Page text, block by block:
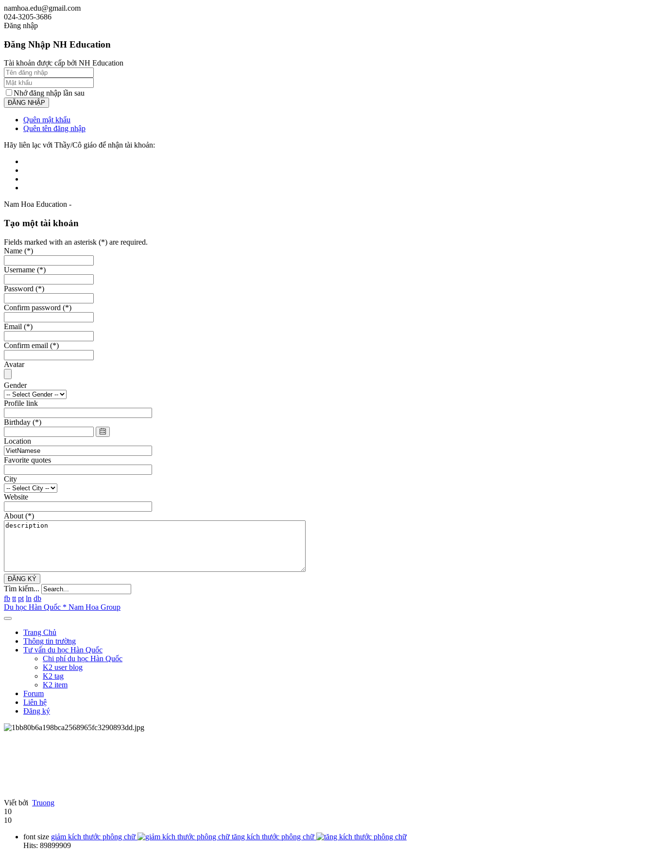
namhoa.edu@gmail.com
024-3205-3686
Đăng nhập
Đăng Nhập NH Education
Tài khoản được cấp bởi NH Education
Nhớ đăng nhập lần sau
Quên mật khẩu
Quên tên đăng nhập
Hãy liên lạc với Thầy/Cô giáo để nhận tài khoản:
Nam Hoa Education -
Tạo một tài khoản
Fields marked with an asterisk (*) are required.
Name (*)
Username (*)
Password (*)
Confirm password (*)
Email (*)
Confirm email (*)
Avatar
Gender
Profile link
Birthday (*)
Location
Favorite quotes
City
Website
About (*)
ĐĂNG KÝ
Tìm kiếm...
fb tt pt ln db
Du học Hàn Quốc * Nam Hoa Group
Trang Chủ
Thông tin trường
Tư vấn du học Hàn Quốc
Chi phí du học Hàn Quốc
K2 user blog
K2 tag
K2 item
Forum
Liên hệ
Đăng ký
Viết bởi Truong
10
10
font size giảm kích thước phông chữ
tăng kích thước phông chữ
Hits: 89899909